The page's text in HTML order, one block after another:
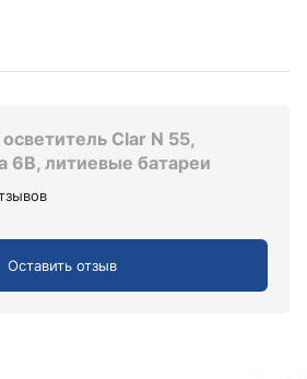
Clar N 55,
6В, литиевые батареи
Оставить отзыв